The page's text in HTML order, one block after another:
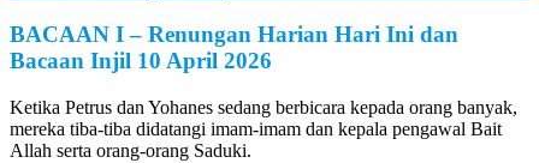
BACAAN I – Renungan Harian Hari Ini dan
Bacaan Injil 10 April 2026
Ketika Petrus dan Yohanes sedang berbicara kepada orang banyak,
mereka tiba-tiba didatangi imam-imam dan kepala pengawal Bait
Allah serta orang-orang Saduki.